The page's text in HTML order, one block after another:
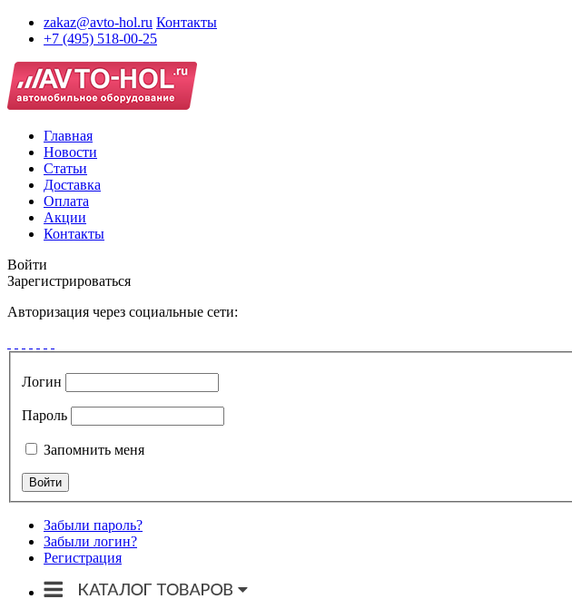
zakaz@avto-hol.ru Контакты
+7 (495) 518-00-25
Главная
Новости
Статьи
Доставка
Оплата
Акции
Контакты
Войти
Зарегистрироваться
Авторизация через социальные сети:
Логин
Пароль
Запомнить меня
Забыли пароль?
Забыли логин?
Регистрация